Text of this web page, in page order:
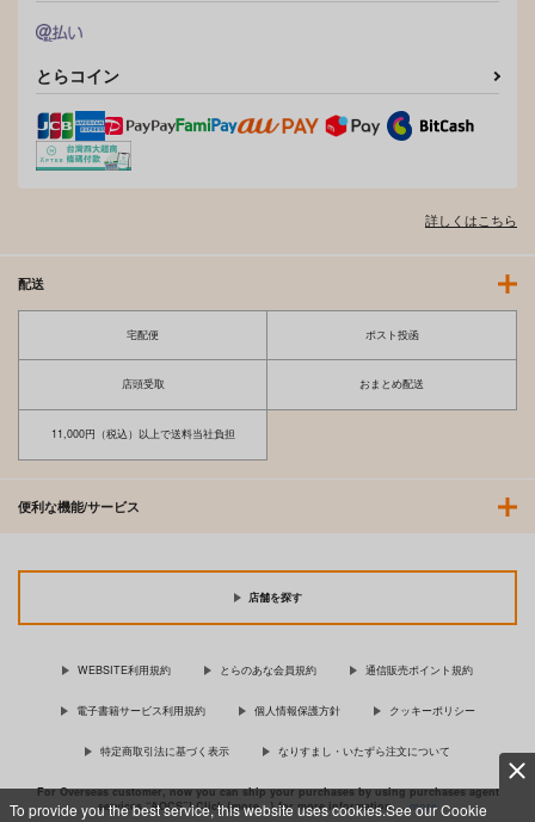
To provide you the best service, this website uses cookies.See our Cookie
とらコイン
詳しくはこちら
配送
宅配便 ポスト投函
店頭受取 おまとめ配送
11,000円（税込）以上で送料当社負担
便利な機能/サービス
店舗を探す
WEBSITE利用規約 とらのあな会員規約 通信販売ポイント規約
電子書籍サービス利用規約 個人情報保護方針 クッキーポリシー
特定商取引法に基づく表示 なりすまし・いたずら注文について
For Overseas customer, now you can ship your purchases by using purchases agent
services “AOCS”! Click {more…} for more information …more